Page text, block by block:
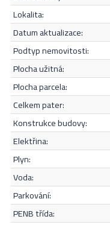
Souhlasím se
co mají rádi klid a
životu bez
možnost procházek po
apod., v místě jsou
se chcete přestěhovat z
sem, vymyslíme
Prohlídky po domluvě.
vyřídíme. Může sloužit i
nutnosti zásadních
pouze orientační. Wir
lokalita:
datum aktualizace:
podtyp nemovitosti:
plocha užitná:
plocha parcela:
celkem pater:
konstrukce budovy:
elektřina:
plyn:
voda:
parkování:
PENB třída: